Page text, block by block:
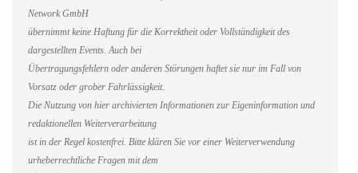
Network GmbH
übernimmt keine Haftung für die Korrektheit oder Vollständigkeit des
dargestellten Events. Auch bei
Übertragungsfehlern oder anderen Störungen haftet sie nur im Fall von
Vorsatz oder grober Fahrlässigkeit.
Die Nutzung von hier archivierten Informationen zur Eigeninformation und
redaktionellen Weiterverarbeitung
ist in der Regel kostenfrei. Bitte klären Sie vor einer Weiterverwendung
urheberrechtliche Fragen mit dem